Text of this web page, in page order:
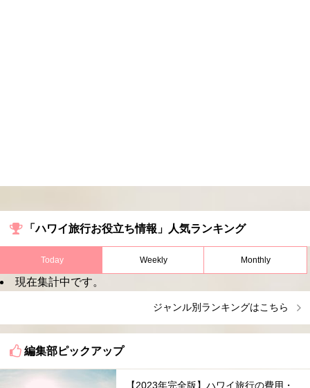
「ハワイ旅行お役立ち情報」人気ランキング
Today Weekly Monthly
現在集計中です。
ジャンル別ランキングはこちら
編集部ピックアップ
【2023年完全版】ハワイ旅行の費用・